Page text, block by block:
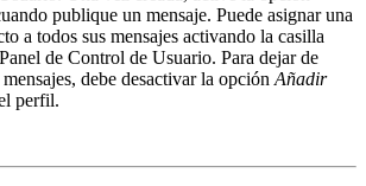
publique un mensaje. Puede asignar una
a todos sus mensajes activando la casilla
de Control de Usuario. Para dejar de
debe desactivar la opción Añadir
perfil.